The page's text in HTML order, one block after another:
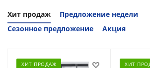
Хит продаж
Предложение недели
Сезонное предложение
Акция
ХИТ ПРОДАЖ ХИТ